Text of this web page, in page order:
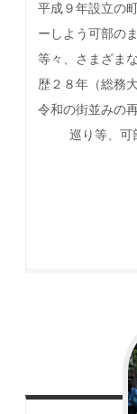
平成９年設立の
ーしよう可部の
等々、さまざま
歴２８年（総務
令和の街並みの
巡り等、可